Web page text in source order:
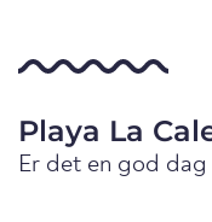
Playa La
Er det en god